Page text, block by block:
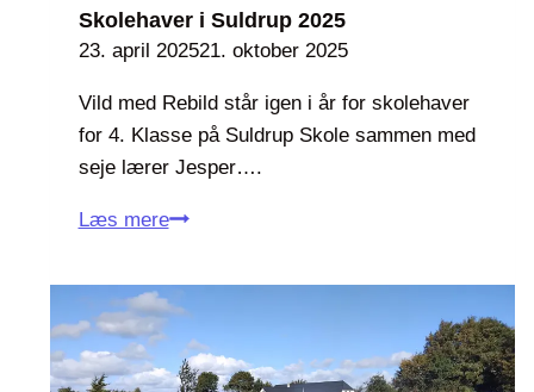
Skolehaver i Suldrup 2025
23. april 202521. oktober 2025
Vild med Rebild står igen i år for skolehaver
for 4. Klasse på Suldrup Skole sammen med
seje lærer Jesper….
Læs mereS
o
l
h